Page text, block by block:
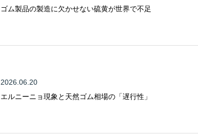
ゴム製品の製造に欠かせない硫黄が世界で不足
2026.06.20
エルニーニョ現象と天然ゴム相場の「遅行性」